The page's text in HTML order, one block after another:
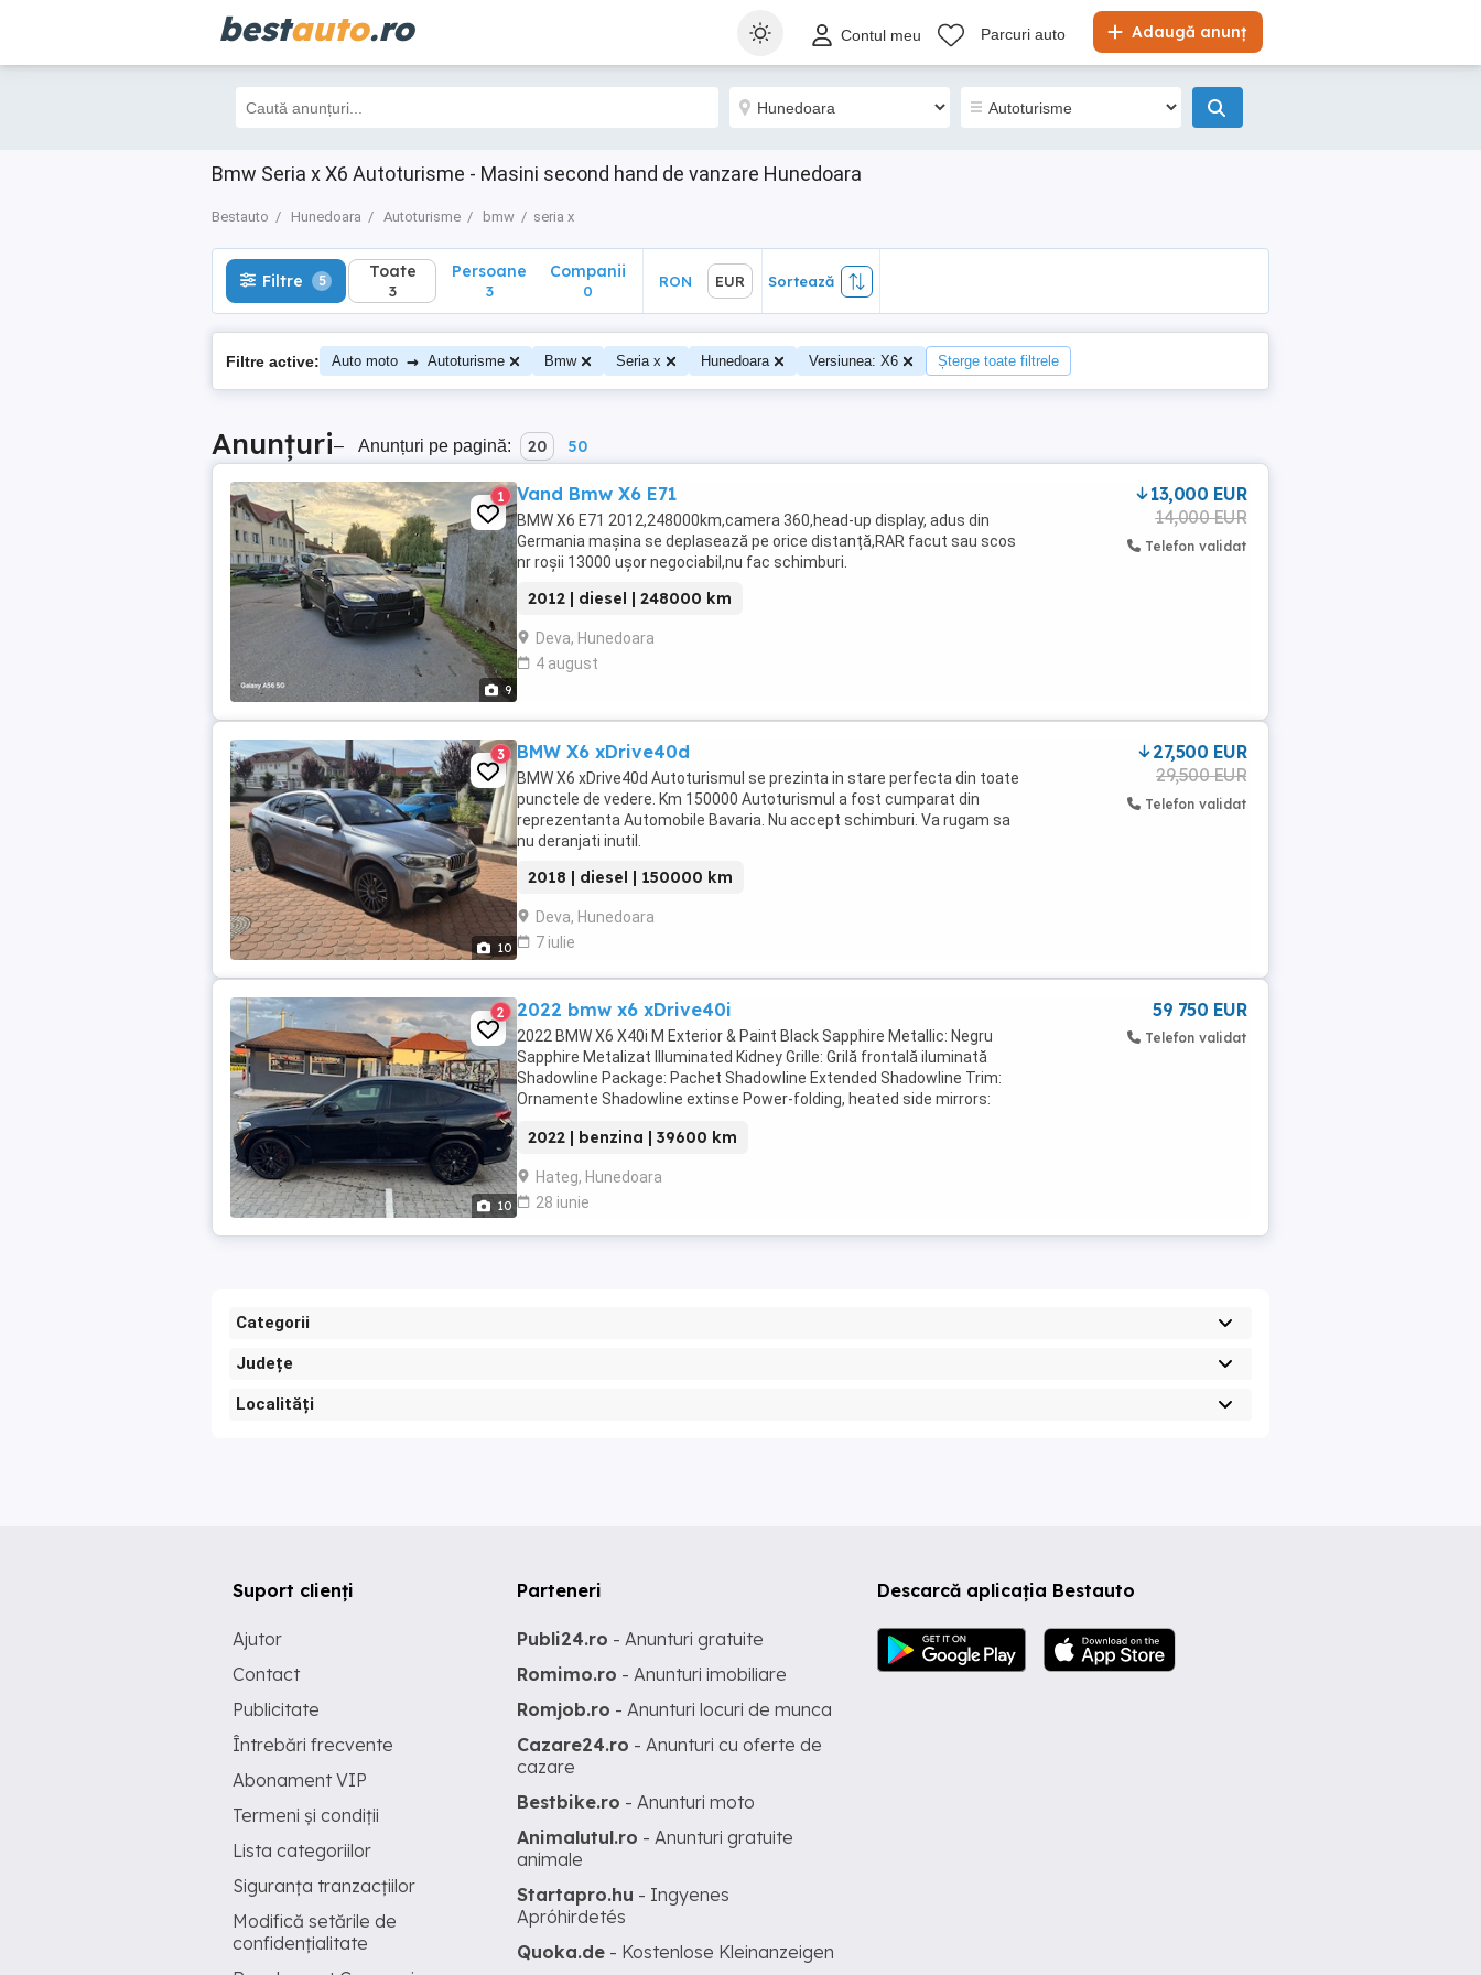
bestauto.ro Adaugă anunț
Contul meu Parcuri auto
Bmw Seria x X6 Autoturisme - Masini second hand de vanzare Hunedoara
Bestauto Hunedoara Autoturisme bmw seria x
Filtre 5 Toate
3
Sortează
Filtre 5 Toate
3
Persoane
3
Companii
0
RON EUR Sortează
Filtre active: Auto moto → Autoturisme Bmw Seria x Hunedoara Versiunea: X6 Șterge toate filtrele
Anunțuri– Anunțuri pe pagină: 20 50
9
1 Vand Bmw X6 E71
BMW X6 E71 2012,248000km,camera 360,head-up display, adus din
Germania mașina se deplasează pe orice distanță,RAR facut sau scos
nr roșii 13000 ușor negociabil,nu fac schimburi.
2012 | diesel | 248000 km
Deva, Hunedoara
4 august
13,000 EUR
14,000 EUR
Telefon validat
10
3 BMW X6 xDrive40d
BMW X6 xDrive40d Autoturismul se prezinta in stare perfecta din toate
punctele de vedere. Km 150000 Autoturismul a fost cumparat din
reprezentanta Automobile Bavaria. Nu accept schimburi. Va rugam sa
nu deranjati inutil.
2018 | diesel | 150000 km
Deva, Hunedoara
7 iulie
27,500 EUR
29,500 EUR
Telefon validat
10
2 2022 bmw x6 xDrive40i
2022 BMW X6 X40i M Exterior & Paint Black Sapphire Metallic: Negru
Sapphire Metalizat Illuminated Kidney Grille: Grilă frontală iluminată
Shadowline Package: Pachet Shadowline Extended Shadowline Trim:
Ornamente Shadowline extinse Power-folding, heated side mirrors:
2022 | benzina | 39600 km
Hateg, Hunedoara
28 iunie
59 750 EUR
Telefon validat
Categorii
Județe
Localități
Descarcă aplicația Bestauto
Suport clienți
Ajutor
Contact
Publicitate
Întrebări frecvente
Abonament VIP
Termeni și condiții
Lista categoriilor
Siguranța tranzacțiilor
Modifică setările de
confidențialitate
Parteneri
Publi24.ro - Anunturi gratuite
Romimo.ro - Anunturi imobiliare
Romjob.ro - Anunturi locuri de munca
Cazare24.ro - Anunturi cu oferte de
cazare
Bestbike.ro - Anunturi moto
Animalutul.ro - Anunturi gratuite
animale
Startapro.hu - Ingyenes
Apróhirdetés
Quoka.de - Kostenlose Kleinanzeigen